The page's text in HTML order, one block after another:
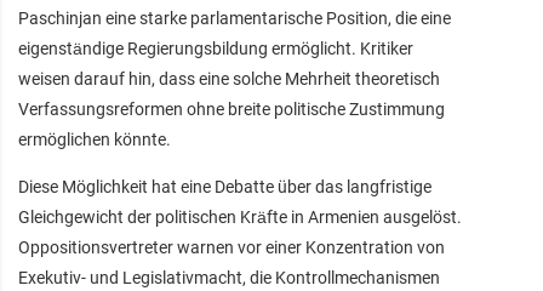
Paschinjan eine starke parlamentarische Position, die eine
eigenständige Regierungsbildung ermöglicht. Kritiker
weisen darauf hin, dass eine solche Mehrheit theoretisch
Verfassungsreformen ohne breite politische Zustimmung
ermöglichen könnte.
Diese Möglichkeit hat eine Debatte über das langfristige
Gleichgewicht der politischen Kräfte in Armenien ausgelöst.
Oppositionsvertreter warnen vor einer Konzentration von
Exekutiv- und Legislativmacht, die Kontrollmechanismen